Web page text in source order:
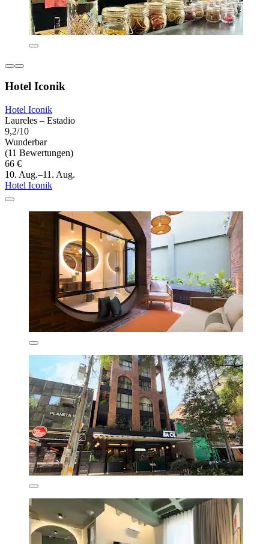
Hotel Iconik
Hotel Iconik
Laureles – Estadio
9,2/10
Wunderbar
(11 Bewertungen)
66 €
10. Aug.–11. Aug.
Hotel Iconik